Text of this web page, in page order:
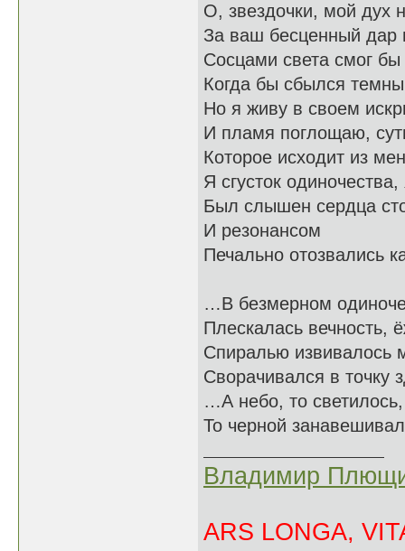
О, звездочки, мой дух
За ваш бесценный дар
Сосцами света смог бы
Когда бы сбылся
Но я живу в своем
И пламя поглощаю,
Которое исходит из
Я сгусток
Был слышен сердца
И резонансом
Печально отозвались
…В безмерном
Плескалась вечность,
Спиралью извивалось
Сворачивался в
…А небо, то
То черной
Владимир
ARS LONGA,